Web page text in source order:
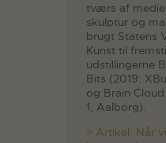
tværs af
skulptur og
brugt Statens
Kunst til
udstillingerne
Bits (2019:
og Brain
1, Aalborg).
> Artikel: Når